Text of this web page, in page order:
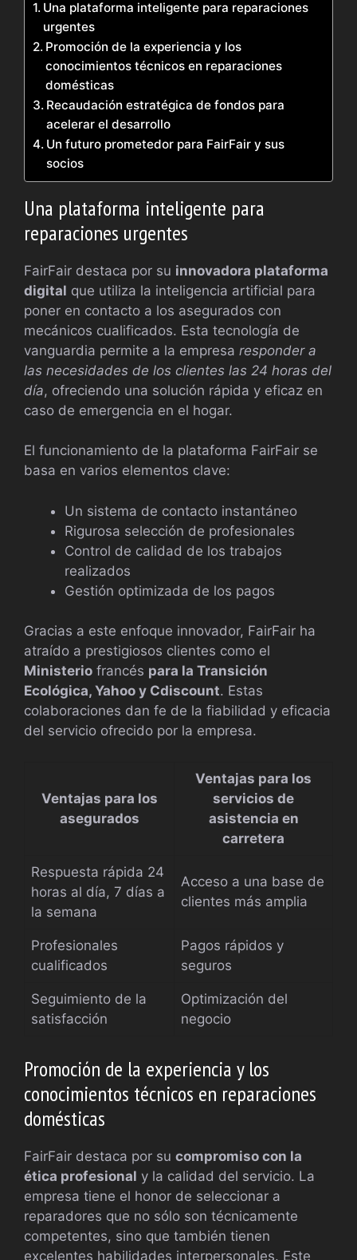
Una plataforma inteligente para reparaciones
urgentes
Promoción de la experiencia y los
conocimientos técnicos en reparaciones
domésticas
Recaudación estratégica de fondos para
acelerar el desarrollo
Un futuro prometedor para FairFair y sus
socios
Una plataforma inteligente para
reparaciones urgentes
FairFair destaca por su innovadora plataforma
digital que utiliza la inteligencia artificial para
poner en contacto a los asegurados con
mecánicos cualificados. Esta tecnología de
vanguardia permite a la empresa responder a
las necesidades de los clientes las 24 horas del
día, ofreciendo una solución rápida y eficaz en
caso de emergencia en el hogar.
El funcionamiento de la plataforma FairFair se
basa en varios elementos clave:
Un sistema de contacto instantáneo
Rigurosa selección de profesionales
Control de calidad de los trabajos
realizados
Gestión optimizada de los pagos
Gracias a este enfoque innovador, FairFair ha
atraído a prestigiosos clientes como el
Ministerio francés para la Transición
Ecológica, Yahoo y Cdiscount. Estas
colaboraciones dan fe de la fiabilidad y eficacia
del servicio ofrecido por la empresa.
Ventajas para los
asegurados
Ventajas para los
servicios de
asistencia en
carretera
Respuesta rápida 24
horas al día, 7 días a
la semana
Acceso a una base de
clientes más amplia
Profesionales
cualificados
Pagos rápidos y
seguros
Seguimiento de la
satisfacción
Optimización del
negocio
Promoción de la experiencia y los
conocimientos técnicos en reparaciones
domésticas
FairFair destaca por su compromiso con la
ética profesional y la calidad del servicio. La
empresa tiene el honor de seleccionar a
reparadores que no sólo son técnicamente
competentes, sino que también tienen
excelentes habilidades interpersonales. Este